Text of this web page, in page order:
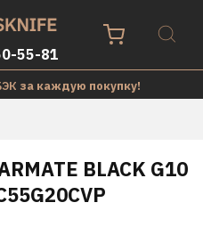
55-81
за каждую покупку!
BLACK G10